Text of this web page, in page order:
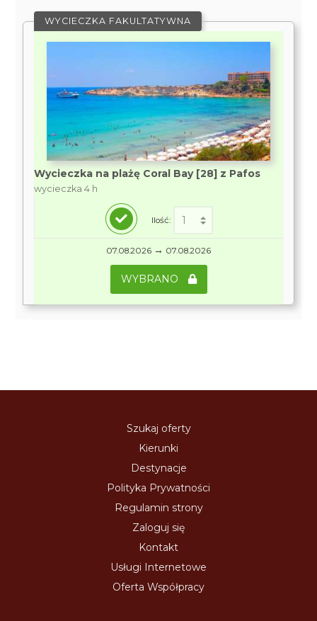
WYCIECZKA FAKULTATYWNA
Wycieczka na plażę Coral Bay [28] z Pafos
wycieczka 4 h
Ilość:
07.08.2026 → 07.08.2026
WYBRANO
Szukaj oferty
Kierunki
Destynacje
Polityka Prywatności
Regulamin strony
Zaloguj się
Kontakt
Usługi Internetowe
Oferta Współpracy